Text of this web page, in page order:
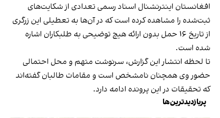
افغانستان اینترنشنال اسناد رسمی تعدادی از شکایت‌های
ثبت‌شده را مشاهده کرده است که در آن‌ها به تعطیلی این زرگری
از تاریخ ۱۶ حمل بدون ارائه هیچ توضیحی به طلبکاران اشاره
شده است.
تا لحظه انتشار این گزارش، سرنوشت متهم و محل احتمالی
حضور وی همچنان نامشخص است و مقامات طالبان گفته‌اند
که تحقیقات در این پرونده ادامه دارد.
پربازدیدترین‌ها